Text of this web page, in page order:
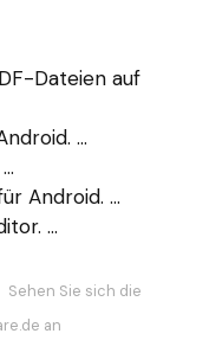
Dateien auf
...
Android. ...
...
Sehen Sie sich die
an